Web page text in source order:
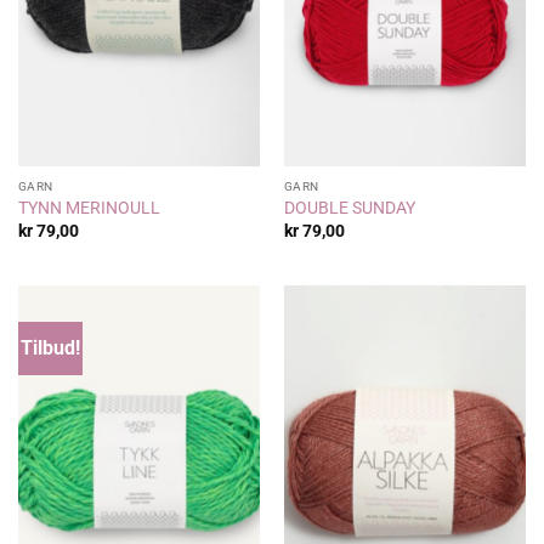
GARN
TYNN MERINOULL
kr79,00
GARN
DOUBLE SUNDAY
kr79,00
Tilbud!